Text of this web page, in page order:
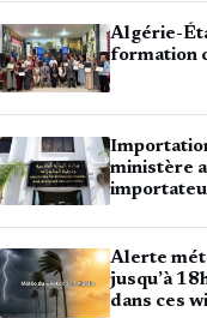
Algérie-
formation
ministère
Alerte
jusqu’à
dans ces